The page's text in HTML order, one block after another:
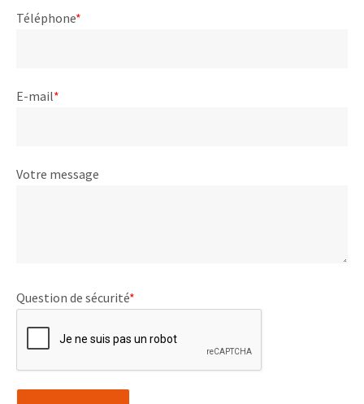
Téléphone*
E-mail*
Votre message
Question de sécurité*